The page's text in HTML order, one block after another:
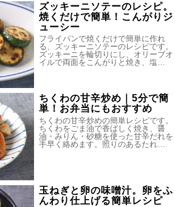
ズッキーニソテーのレシピ。
焼くだけで簡単！こんがりジ
ューシー
フライパンで焼くだけで簡単に作れ
る、ズッキーニソテーのレシピです。
ズッキーニを輪切りにし、オリーブオ
イルで両面をこんがりと焼き、塩…
ちくわの甘辛炒め｜5分で簡
単！お弁当にもおすすめ
ちくわの甘辛炒めの簡単レシピです。
ちくわをごま油で香ばしく焼き、醤
油・みりん・砂糖を使った甘辛だれを
手早く絡めます。照りのあるたれ…
玉ねぎと卵の味噌汁。卵をふ
んわり仕上げる簡単レシピ